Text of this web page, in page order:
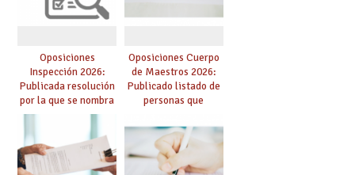
Oposiciones
Inspección 2026:
Publicada resolución
por la que se nombra
funcionarios/as en
prácticas, se regulan
dichas prácticas y se
convoca acto público
de adjudicación
Oposiciones Cuerpo
de Maestros 2026:
Publicado listado de
personas que
especialidad